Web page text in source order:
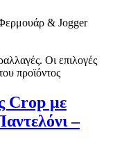
Οι επιλογές
προϊόντος
Crop με
–